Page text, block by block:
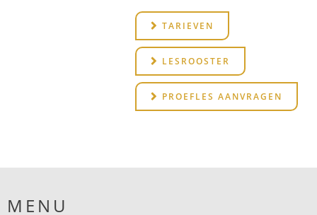
TARIEVEN
LESROOSTER
PROEFLES AANVRAGEN
MENU